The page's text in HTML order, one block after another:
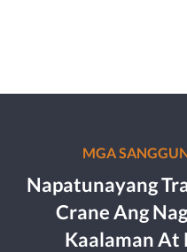
MGA
Napatunayang
Crane Ang
Kaalaman At